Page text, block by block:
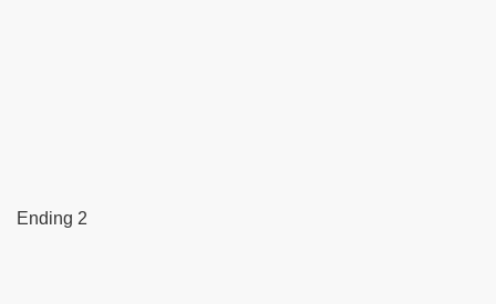
Ending 2